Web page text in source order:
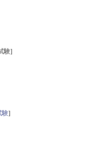
験]
験]